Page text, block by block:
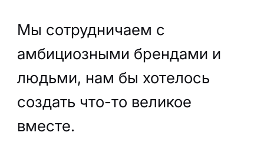
Мы сотрудничаем с
амбициозными брендами и
людьми, нам бы хотелось
создать что-то великое
вместе.